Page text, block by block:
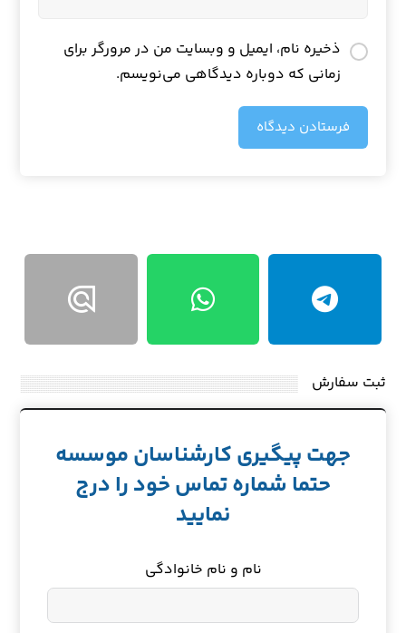
ذخیره نام، ایمیل و وبسایت من در مرورگر برای
زمانی که دوباره دیدگاهی می‌نویسم.
فرستادن دیدگاه
ثبت سفارش
جهت پیگیری کارشناسان موسسه
حتما شماره تماس خود را درج
نمایید
نام و نام خانوادگی